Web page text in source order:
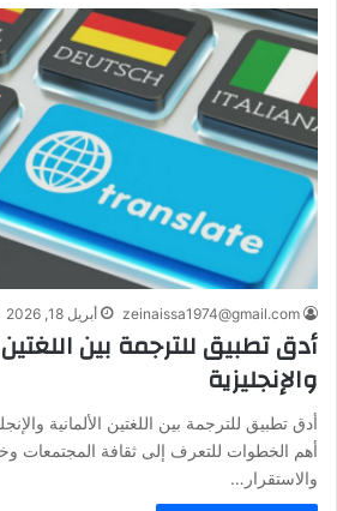
zeinaissa1974@gmail.com أبريل 18, 2026
أدق تطبيق للترجمة بين اللغتين
والإنجليزية
أدق تطبيق للترجمة بين اللغتين الألمانية
أهم الخطوات للتعرف إلى ثقافة المجتمعات
والاستقرار…